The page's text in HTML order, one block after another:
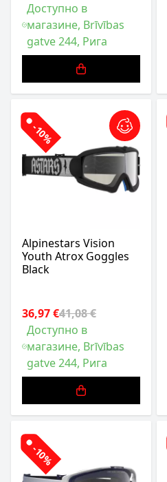
Доступно в
магазине, Brīvības
gatve 244, Рига
-10%
Alpinestars Vision
Youth Atrox Goggles
Black
36,97 €41,08 €
Доступно в
магазине, Brīvības
gatve 244, Рига
-10%